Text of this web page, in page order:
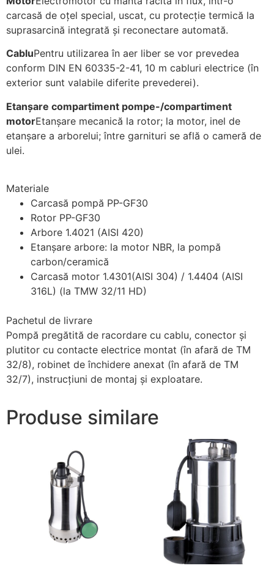
carcasă de oţel special, uscat, cu protecţie termică la
suprasarcină integrată şi reconectare automată.
CabluPentru utilizarea în aer liber se vor prevedea
conform DIN EN 60335-2-41, 10 m cabluri electrice (în
exterior sunt valabile diferite prevederei).
Etanşare compartiment pompe-/compartiment
motorEtanşare mecanică la rotor; la motor, inel de
etanşare a arborelui; între garnituri se află o cameră de
ulei.
Materiale
Carcasă pompă PP-GF30
Rotor PP-GF30
Arbore 1.4021 (AISI 420)
Etanşare arbore: la motor NBR, la pompă
carbon/ceramică
Carcasă motor 1.4301(AISI 304) / 1.4404 (AISI
316L) (la TMW 32/11 HD)
Pachetul de livrare
Pompă pregătită de racordare cu cablu, conector şi
plutitor cu contacte electrice montat (în afară de TM
32/8), robinet de închidere anexat (în afară de TM
32/7), instrucţiuni de montaj şi exploatare.
Produse similare